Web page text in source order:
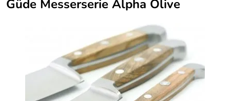
Güde Messerserie Alpha Olive